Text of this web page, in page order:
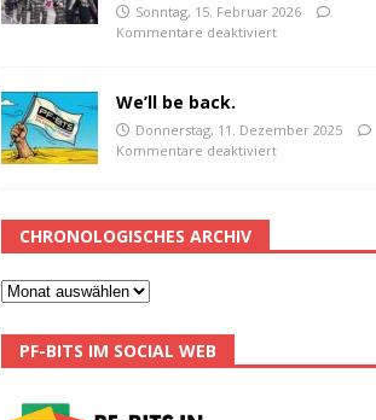
Sonntag, 15. Februar 2026
Kommentare deaktiviert
We’ll be back.
Donnerstag, 11. Dezember 2025
Kommentare deaktiviert
CHRONOLOGISCHES ARCHIV
PF-BITS IM SOCIAL WEB